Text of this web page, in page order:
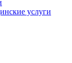
услуги